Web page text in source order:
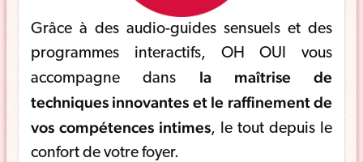
Grâce à des audio-guides sensuels et des
programmes interactifs, OH OUI vous
accompagne dans la maîtrise de
techniques innovantes et le raffinement de
vos compétences intimes, le tout depuis le
confort de votre foyer.